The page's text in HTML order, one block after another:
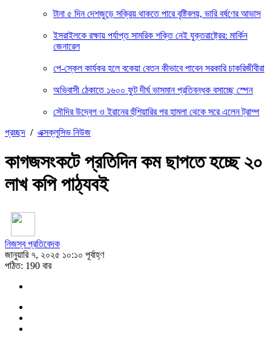
টানা ৫ দিন দেশজুড়ে সক্রিয় থাকতে পারে বৃষ্টিবলয়, ভারি বর্ষণের আভাস
ইসরাইলকে রক্ষায় পর্যাপ্ত সামরিক শক্তি নেই যুক্তরাষ্ট্রের: মার্কিন
জেনারেল
পে-স্কেল কার্যকর হলে বকেয়া বেতন কীভাবে পাবেন সরকারি চাকরিজীবীরা
অভিবাসী ঠেকাতে ১৬০০ ফুট দীর্ঘ ভাসমান প্রতিবন্ধক বসাচ্ছে স্পেন
সৌদির উদ্বেগ ও ইরানের হুঁশিয়ারির পর হামলা থেকে সরে এলেন ট্রাম্প
প্রচ্ছদ / এক্সক্লুসিভ নিউজ
কাগজসংকটে প্রতিদিন কম ছাপতে হচ্ছে ২০
লাখ কপি পাঠ্যবই
নিজস্ব প্রতিবেদক
জানুয়ারি ৭, ২০২৫ ১০:১০ পূর্বাহ্ণ
পঠিত: 190 বার